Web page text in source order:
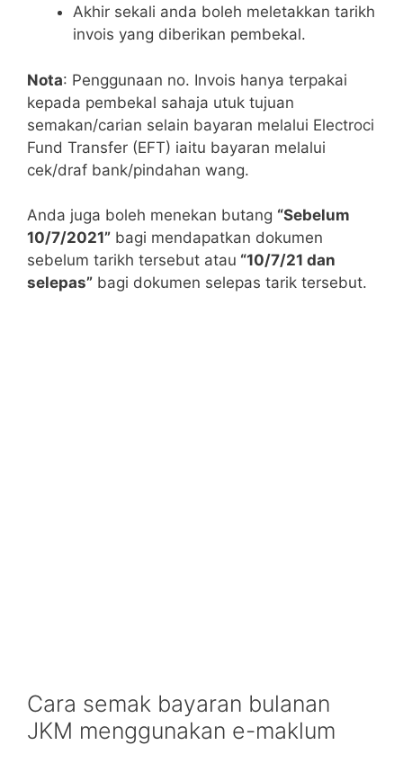
Akhir sekali anda boleh meletakkan tarikh
invois yang diberikan pembekal.
Nota: Penggunaan no. Invois hanya terpakai
kepada pembekal sahaja utuk tujuan
semakan/carian selain bayaran melalui Electroci
Fund Transfer (EFT) iaitu bayaran melalui
cek/draf bank/pindahan wang.
Anda juga boleh menekan butang “Sebelum
10/7/2021” bagi mendapatkan dokumen
sebelum tarikh tersebut atau “10/7/21 dan
selepas” bagi dokumen selepas tarik tersebut.
Cara semak bayaran bulanan
JKM menggunakan e-maklum